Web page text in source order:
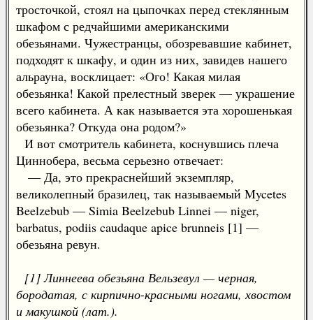
тросточкой, стоял на цыпочках перед стеклянным
шкафом с редчайшими американскими
обезьянами. Чужестранцы, обозревавшие кабинет,
подходят к шкафу, и один из них, завидев нашего
альрауна, восклицает: «Ого! Какая милая
обезьянка! Какой прелестный зверек — украшение
всего кабинета. А как называется эта хорошенькая
обезьянка? Откуда она родом?»
И вот смотритель кабинета, коснувшись плеча
Циннобера, весьма серьезно отвечает:
— Да, это прекраснейший экземпляр,
великолепный бразилец, так называемый Mycetes
Beelzebub — Simia Beelzebub Linnei — niger,
barbatus, podiis caudaque apice brunneis [1] —
обезьяна ревун.
[1] Линнеева обезьяна Вельзевул — черная,
бородатая, с кирпично-красными ногами, хвостом
и макушкой (лат.).